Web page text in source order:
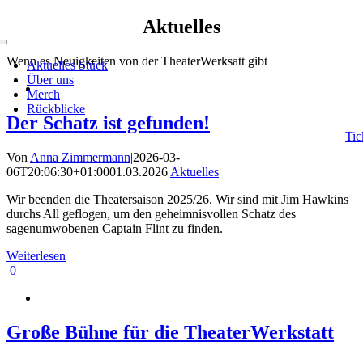
Inhalt
Toggle
NavigationAktuelles Stück
Über uns
Merch
Rückblicke
Aktuelles
Wenn es Neuigkeiten von der TheaterWerksatt gibt
Der Schatz ist gefunden!
Von Anna Zimmermann|2026-03-
06T20:06:30+01:0001.03.2026|Aktuelles|
Wir beenden die Theatersaison 2025/26. Wir sind mit Jim Hawkins
durchs All geflogen, um den geheimnisvollen Schatz des
sagenumwobenen Captain Flint zu finden.
Weiterlesen
0
Große Bühne für die TheaterWerkstatt